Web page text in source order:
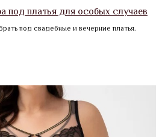
под платья для особых случаев
под свадебные и вечерние платья.